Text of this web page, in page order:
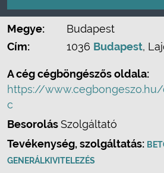
Megye:
Budapest
Cím:
1036 Budapest,
A cég cégböngészős oldala:
https://
c
BesorolásSzolgáltató
Tevékenység, szolgáltatás:
GENERÁLKIVITELEZÉS